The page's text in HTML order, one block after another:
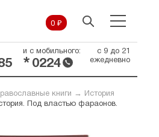
0 ₽
и с мобильного:
* 0224
с 9 до 21
ежедневно
книги →
История
Под властью фараонов.